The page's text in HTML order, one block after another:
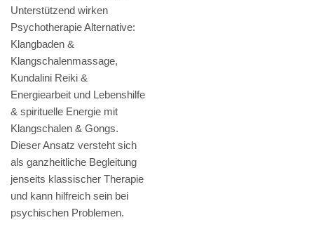
Unterstützend wirken
Psychotherapie Alternative:
Klangbaden &
Klangschalenmassage,
Kundalini Reiki &
Energiearbeit und Lebenshilfe
& spirituelle Energie mit
Klangschalen & Gongs.
Dieser Ansatz versteht sich
als ganzheitliche Begleitung
jenseits klassischer Therapie
und kann hilfreich sein bei
psychischen Problemen.